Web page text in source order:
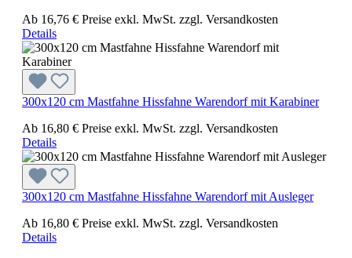
Ab 16,76 € Preise exkl. MwSt. zzgl. Versandkosten
Details
300x120 cm Mastfahne Hissfahne Warendorf mit Karabiner
Ab 16,80 € Preise exkl. MwSt. zzgl. Versandkosten
Details
300x120 cm Mastfahne Hissfahne Warendorf mit Ausleger
Ab 16,80 € Preise exkl. MwSt. zzgl. Versandkosten
Details